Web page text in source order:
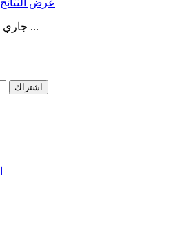
عرض النتائج
جاري التحميل ...